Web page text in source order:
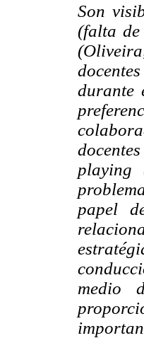
Son
(falta de
durante
playing
papel
medio